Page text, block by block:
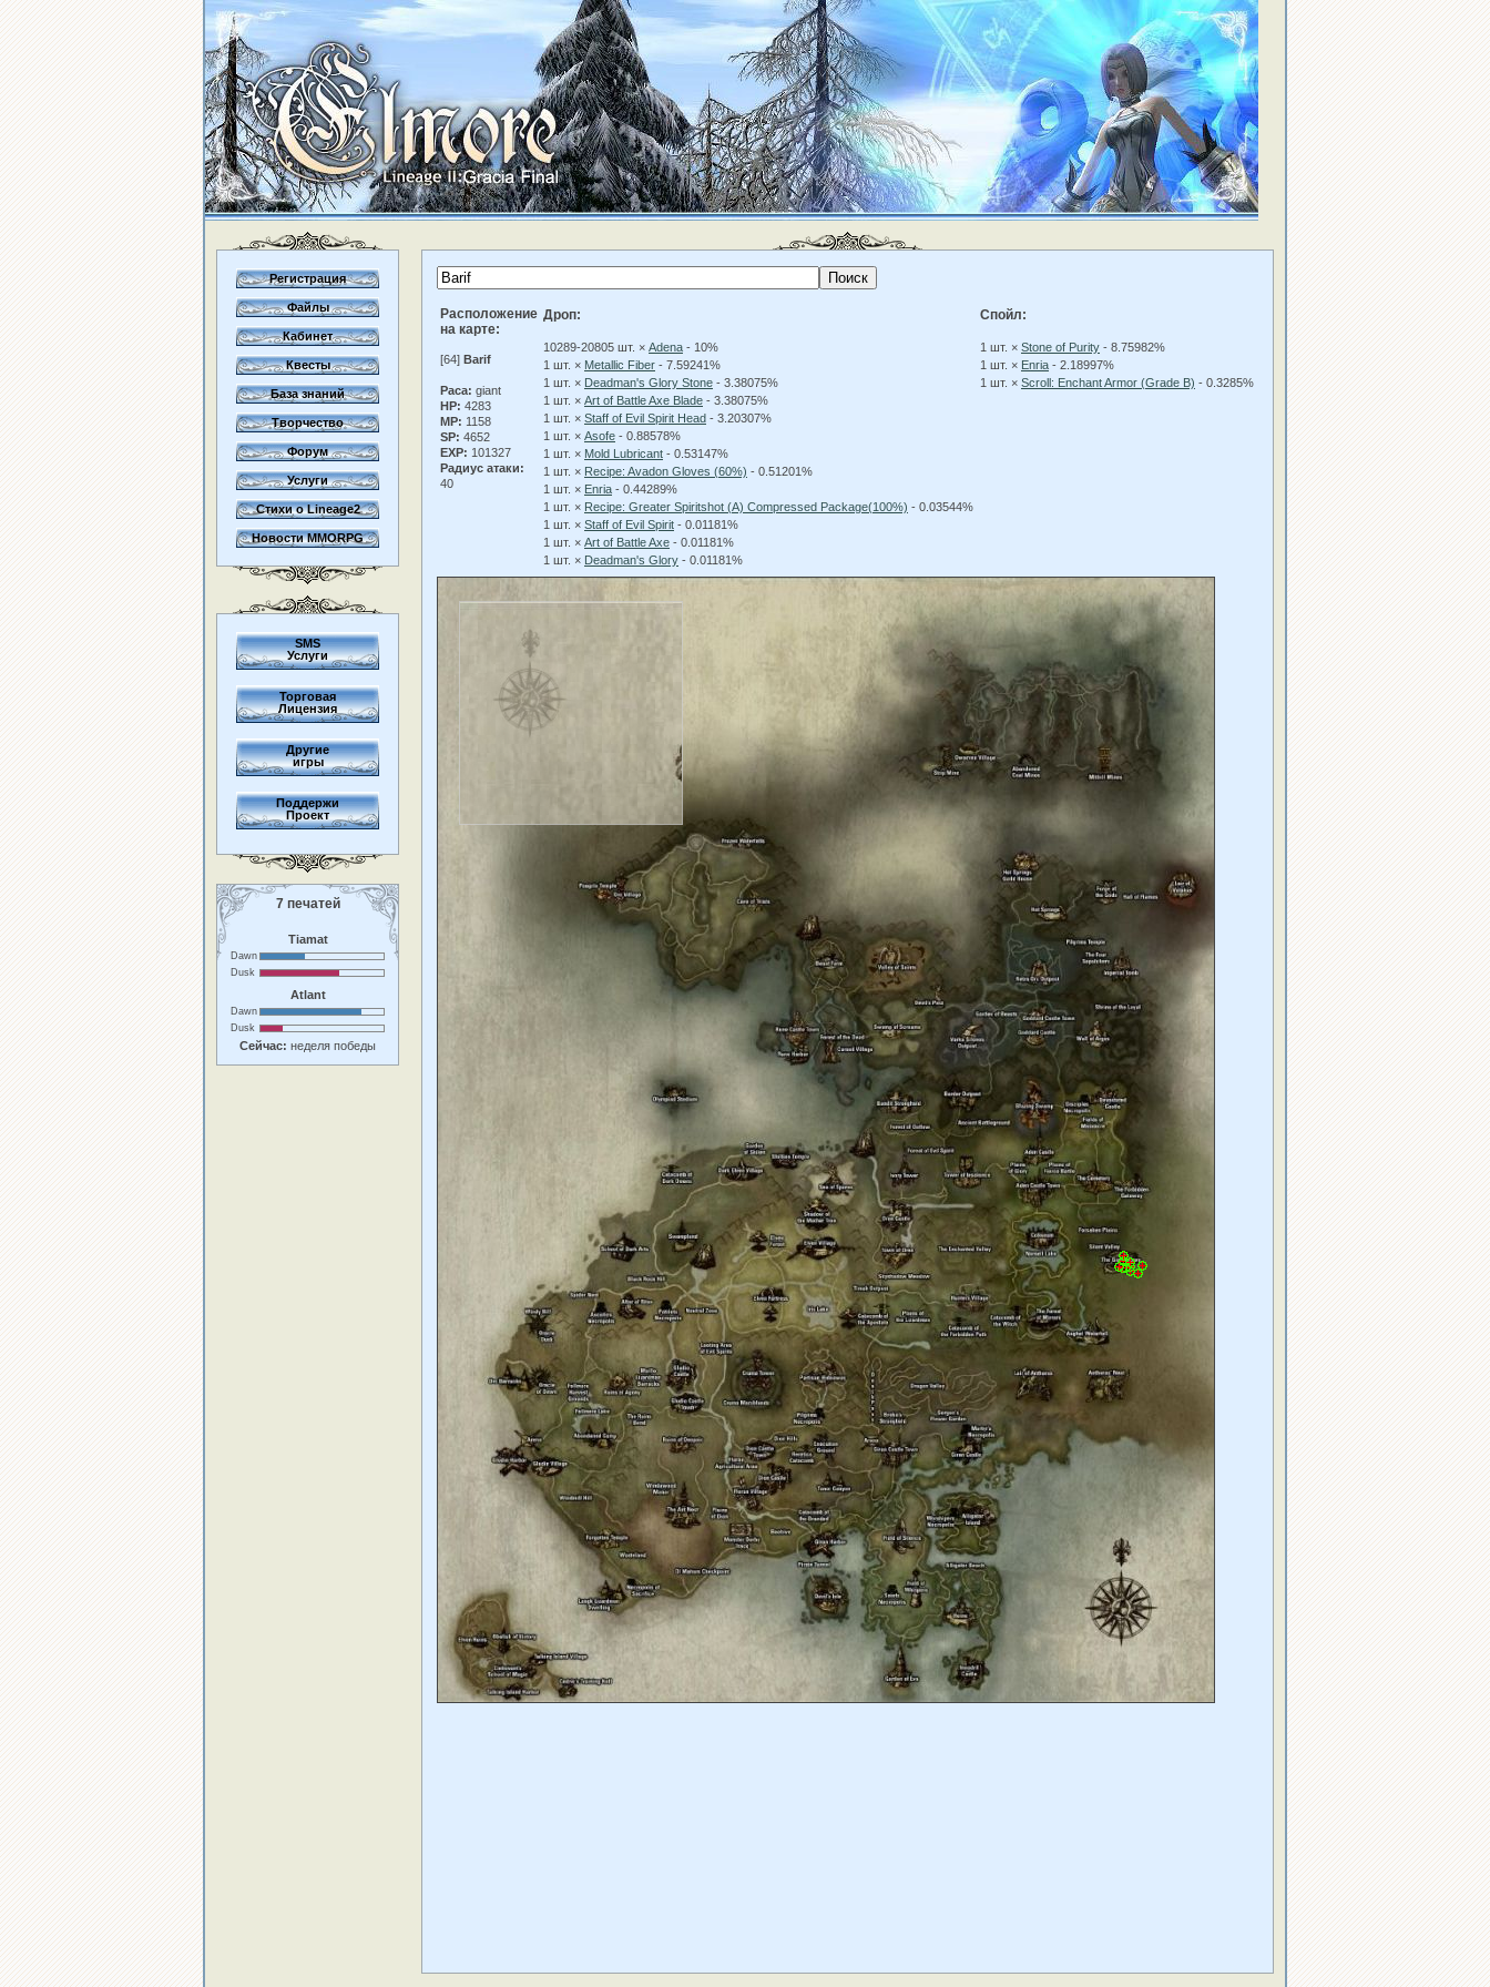
Регистрация
Файлы
Кабинет
Квесты
База знаний
Творчество
Форум
Услуги
Стихи о Lineage2
Новости MMORPG
SMS
Услуги
Торговая
Лицензия
Другие
игры
Поддержи
Проект
7 печатей
Tiamat
Dawn
Dusk
Atlant
Dawn
Dusk
Сейчас: неделя победы
Расположение
на карте:
[64] Barif
Раса: giant
HP: 4283
MP: 1158
SP: 4652
EXP: 101327
Радиус атаки:
40
Дроп:
10289-20805 шт. × Adena - 10%
1 шт. × Metallic Fiber - 7.59241%
1 шт. × Deadman's Glory Stone - 3.38075%
1 шт. × Art of Battle Axe Blade - 3.38075%
1 шт. × Staff of Evil Spirit Head - 3.20307%
1 шт. × Asofe - 0.88578%
1 шт. × Mold Lubricant - 0.53147%
1 шт. × Recipe: Avadon Gloves (60%) - 0.51201%
1 шт. × Enria - 0.44289%
1 шт. × Recipe: Greater Spiritshot (A) Compressed Package(100%) - 0.03544%
1 шт. × Staff of Evil Spirit - 0.01181%
1 шт. × Art of Battle Axe - 0.01181%
1 шт. × Deadman's Glory - 0.01181%
Спойл:
1 шт. × Stone of Purity - 8.75982%
1 шт. × Enria - 2.18997%
1 шт. × Scroll: Enchant Armor (Grade B) - 0.3285%